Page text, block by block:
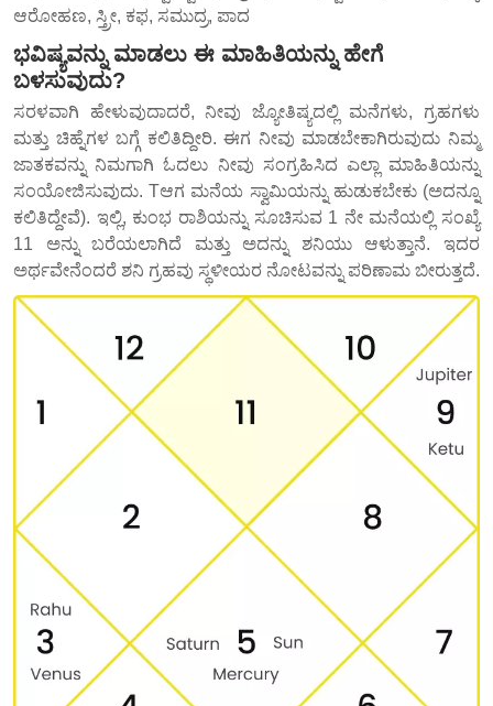
ಆರೋಹಣ, ಸ್ತ್ರೀ, ಕಫ, ಸಮುದ್ರ, ಪಾದ
ಭವಿಷ್ಯವನ್ನು ಮಾಡಲು ಈ ಮಾಹಿತಿಯನ್ನು ಹೇಗೆ
ಬಳಸುವುದು?
ಸರಳವಾಗಿ ಹೇಳುವುದಾದರೆ, ನೀವು ಜ್ಯೋತಿಷ್ಯದಲ್ಲಿ ಮನೆಗಳು, ಗ್ರಹಗಳು
ಮತ್ತು ಚಿಹ್ನೆಗಳ ಬಗ್ಗೆ ಕಲಿತಿದ್ದೀರಿ. ಈಗ ನೀವು ಮಾಡಬೇಕಾಗಿರುವುದು ನಿಮ್ಮ
ಜಾತಕವನ್ನು ನಿಮಗಾಗಿ ಓದಲು ನೀವು ಸಂಗ್ರಹಿಸಿದ ಎಲ್ಲಾ ಮಾಹಿತಿಯನ್ನು
ಸಂಯೋಜಿಸುವುದು. Tಆಗ ಮನೆಯ ಸ್ವಾಮಿಯನ್ನು ಹುಡುಕಬೇಕು (ಅದನ್ನೂ
ಕಲಿತಿದ್ದೇವೆ). ಇಲ್ಲಿ, ಕುಂಭ ರಾಶಿಯನ್ನು ಸೂಚಿಸುವ 1 ನೇ ಮನೆಯಲ್ಲಿ ಸಂಖ್ಯೆ
11 ಅನ್ನು ಬರೆಯಲಾಗಿದೆ ಮತ್ತು ಅದನ್ನು ಶನಿಯು ಆಳುತ್ತಾನೆ. ಇದರ
ಅರ್ಥವೇನೆಂದರೆ ಶನಿ ಗ್ರಹವು ಸ್ಥಳೀಯರ ನೋಟವನ್ನು ಪರಿಣಾಮ ಬೀರುತ್ತದೆ.